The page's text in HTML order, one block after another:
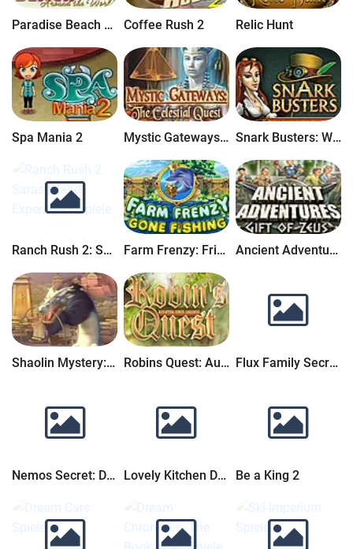
Paradise Beach 2: Around the World Coffee Rush 2 Relic Hunt
Spa Mania 2 Mystic Gateways: Jagd nach den Sternen Snark Busters: Willkommen im Club
Ranch Rush 2: Saras Island Experiment Farm Frenzy: Frische Fische Ancient Adventures: Das Geschenk des Zeus
Shaolin Mystery: Der Jadedrachenstab Robins Quest: Aufstieg einer Legende Flux Family Secrets: The Rabbit Hole Sammleredition
Nemos Secret: Die Nautilus Lovely Kitchen Deluxe Be a King 2